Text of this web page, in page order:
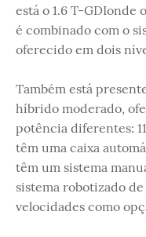
está o 1.6 T-GDIonde
é combinado com o
oferecido em dois
Também está
híbrido moderado,
potência diferentes:
têm uma caixa
têm um sistema
sistema robotizado
velocidades como